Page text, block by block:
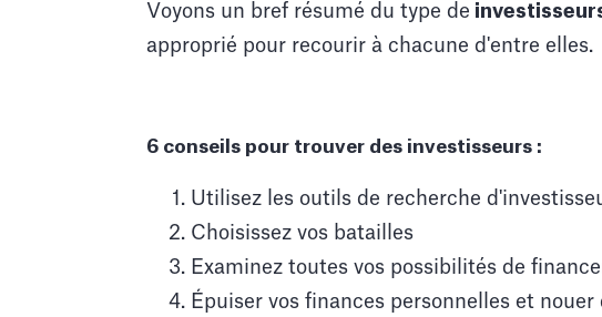
Voyons un bref résumé du type de
approprié pour recourir à chacune d'entre elles.
6 conseils pour trouver des investisseurs :
Utilisez les outils de recherche
Choisissez vos batailles
Examinez toutes vos possibilités de
Épuiser vos finances personnelles et